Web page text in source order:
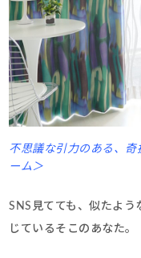
不思議な引力のある、
ーム＞
SNS見てても、似たよ
じているそこのあなた。